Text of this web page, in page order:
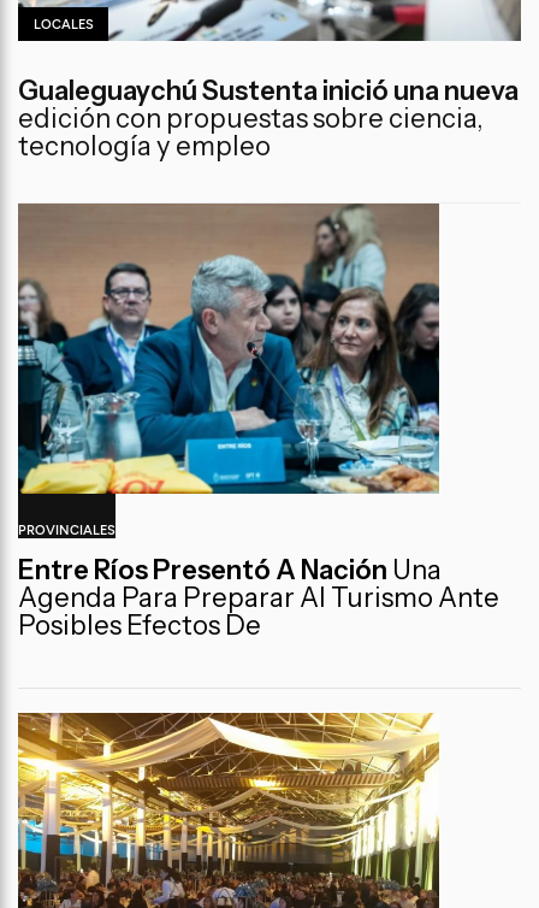
LOCALES
Gualeguaychú Sustenta inició una nueva
edición con propuestas sobre ciencia,
tecnología y empleo
PROVINCIALES
Entre Ríos Presentó A Nación Una
Agenda Para Preparar Al Turismo Ante
Posibles Efectos De